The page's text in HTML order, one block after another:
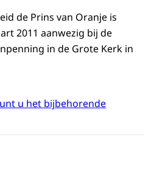
de Prins van Oranje is
2011 aanwezig bij de
in de Grote Kerk in
u het bijbehorende